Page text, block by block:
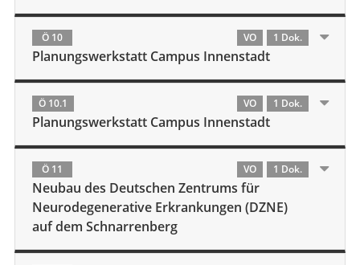
Ö 10 VO 1 Dok.
Planungswerkstatt Campus Innenstadt
Ö 10.1 VO 1 Dok.
Planungswerkstatt Campus Innenstadt
Ö 11 VO 1 Dok.
Neubau des Deutschen Zentrums für
Neurodegenerative Erkrankungen (DZNE)
auf dem Schnarrenberg